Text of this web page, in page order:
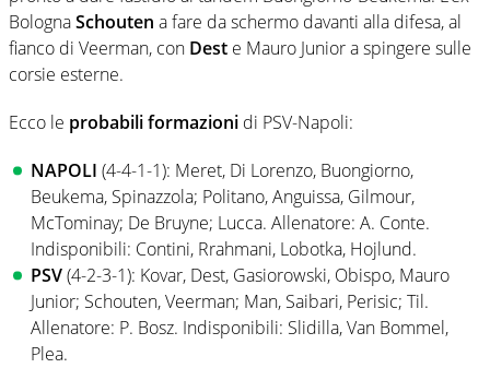
BolognaSchouten a fare da schermo davanti alla difesa, al
fianco di Veerman, con Dest e Mauro Junior a spingere sulle
corsie esterne.
Ecco le probabili formazioni di PSV-Napoli:
NAPOLI (4-4-1-1): Meret, Di Lorenzo, Buongiorno,
Beukema, Spinazzola; Politano, Anguissa, Gilmour,
McTominay; De Bruyne; Lucca. Allenatore: A. Conte.
Indisponibili: Contini, Rrahmani, Lobotka, Hojlund.
PSV(4-2-3-1): Kovar, Dest, Gasiorowski, Obispo, Mauro
Junior; Schouten, Veerman; Man, Saibari, Perisic; Til.
Allenatore: P. Bosz. Indisponibili: Slidilla, Van Bommel,
Plea.